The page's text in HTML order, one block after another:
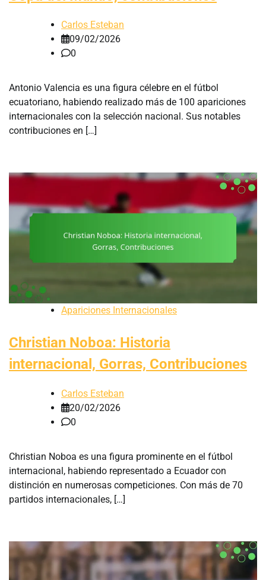
Carlos Esteban
09/02/2026
0
Antonio Valencia es una figura célebre en el fútbol
ecuatoriano, habiendo realizado más de 100 apariciones
internacionales con la selección nacional. Sus notables
contribuciones en […]
Apariciones Internacionales
Christian Noboa: Historia
internacional, Gorras, Contribuciones
Carlos Esteban
20/02/2026
0
Christian Noboa es una figura prominente en el fútbol
internacional, habiendo representado a Ecuador con
distinción en numerosas competiciones. Con más de 70
partidos internacionales, […]